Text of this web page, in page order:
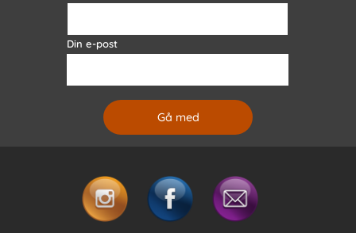
Din e-post